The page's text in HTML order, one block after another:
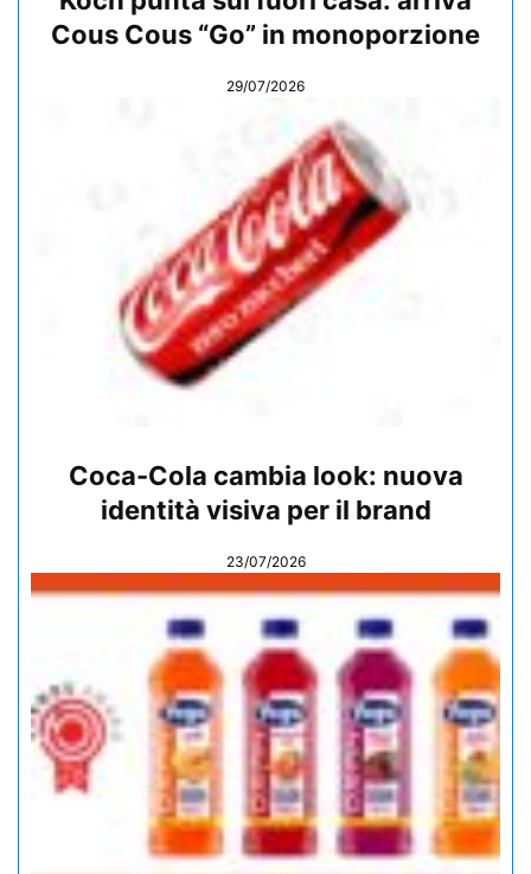
Cous Cous “Go” in monoporzione
29/07/2026
Coca-Cola cambia look: nuova
identità visiva per il brand
23/07/2026